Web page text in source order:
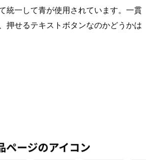
統一して青が使用されています。一貫
押せるテキストボタンなのかどうかは